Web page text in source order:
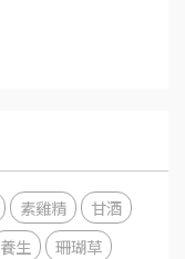
素雞精
甘酒
養生
珊瑚草